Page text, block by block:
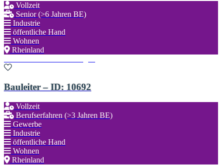
Vollzeit
Senior (>6 Jahren BE)
Industrie
öffentliche Hand
Wohnen
Rheinland
Bauleiter – ID: 10692
Vollzeit
Berufserfahren (>3 Jahren BE)
Gewerbe
Industrie
öffentliche Hand
Wohnen
Rheinland